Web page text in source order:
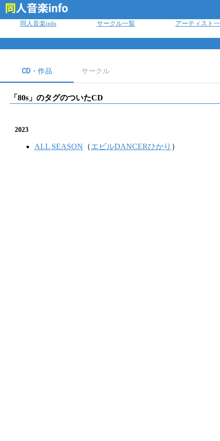
同人音楽info サークル一覧 アーティスト
CD・作品 サークル
「 80s 」のタグのついたCD
2023
ALL SEASON （エビルDANCERひかり ）